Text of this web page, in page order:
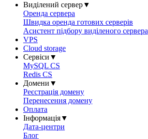
Виділений сервер▼
Оренда сервера
Швидка оренда готових серверів
Асистент підбору виділеного сервера
VPS
Cloud storage
Сервіси ▼
MySQL CS
Redis CS
Домени ▼
Реєстрація домену
Перенесення домену
Оплата
Інформація▼
Дата-центри
Блог